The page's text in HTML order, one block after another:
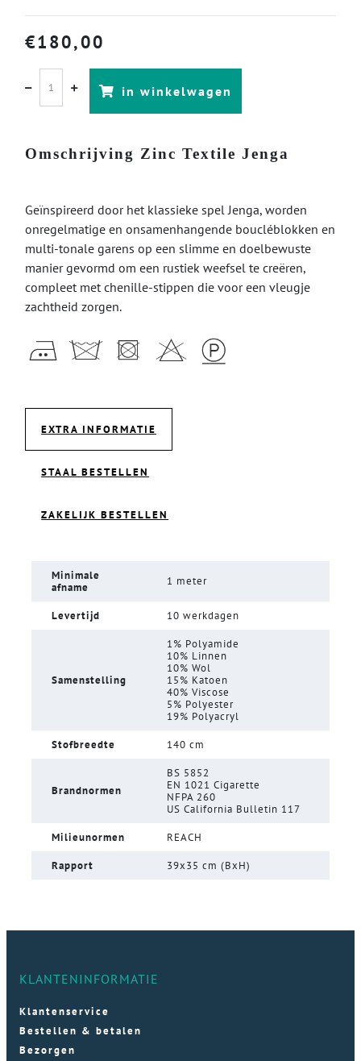
€180,00
in winkelwagen
Omschrijving Zinc Textile Jenga
Geïnspireerd door het klassieke spel Jenga, worden
onregelmatige en onsamenhangende boucléblokken en
multi-tonale garens op een slimme en doelbewuste
manier gevormd om een ​​rustiek weefsel te creëren,
compleet met chenille-stippen die voor een vleugje
zachtheid zorgen.
EXTRA INFORMATIE
STAAL BESTELLEN
ZAKELIJK BESTELLEN
Minimale
afname
1 meter
Levertijd 10 werkdagen
Samenstelling
1% Polyamide
10% Linnen
10% Wol
15% Katoen
40% Viscose
5% Polyester
19% Polyacryl
Stofbreedte 140 cm
Brandnormen
BS 5852
EN 1021 Cigarette
NFPA 260
US California Bulletin 117
Milieunormen REACH
Rapport 39x35 cm (BxH)
KLANTENINFORMATIE
Klantenservice
Bestellen & betalen
Bezorgen